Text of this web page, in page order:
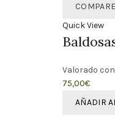
COMPARE
Quick View
Valorado con
75,00€
AÑADIR